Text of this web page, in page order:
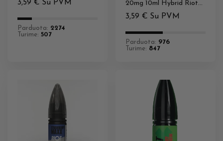
3,59 € Su PVM
Parduota: 2274
Turime: 507
20mg 10ml Hybrid Riot
Squad
3,59 € Su PVM
Parduota: 976
Turime: 847